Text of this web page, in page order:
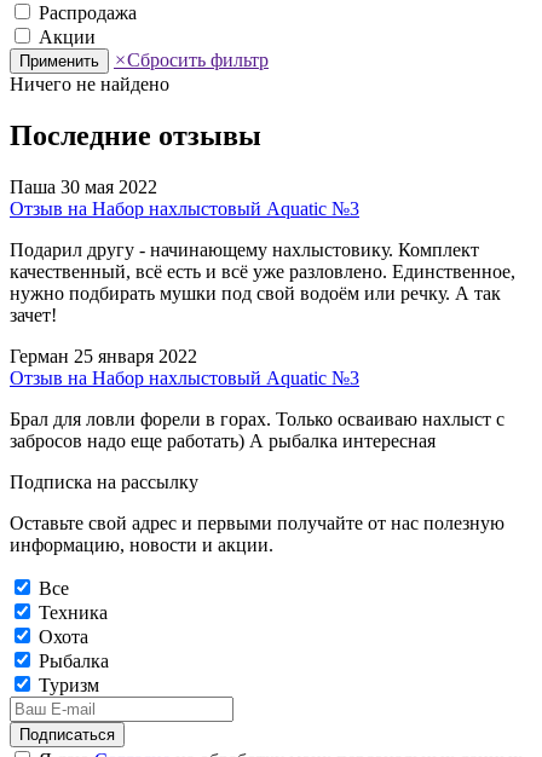
Распродажа
Акции
Применить ×Сбросить фильтр
Ничего не найдено
Последние отзывы
Паша 30 мая 2022
Отзыв на Набор нахлыстовый Aquatic №3
Подарил другу - начинающему нахлыстовику. Комплект
качественный, всё есть и всё уже разловлено. Единственное,
нужно подбирать мушки под свой водоём или речку. А так
зачет!
Герман 25 января 2022
Отзыв на Набор нахлыстовый Aquatic №3
Брал для ловли форели в горах. Только осваиваю нахлыст с
забросов надо еще работать) А рыбалка интересная
Подписка на рассылку
Оставьте свой адрес и первыми получайте от нас полезную
информацию, новости и акции.
Все
Техника
Охота
Рыбалка
Туризм
Подписаться